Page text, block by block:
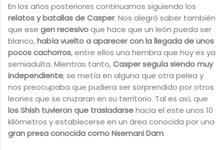
En los años posteriores continuamos siguiendo los
relatos y batallas de Casper. Nos alegró saber también
que ese gen recesivoque hace que un león pueda ser
blanco,había vuelto a aparecer con la llegada de unos
pocos cachorros, entre ellos una hembra que hoy es ya
semiadulta. Mientras tanto,Casper seguía siendo muy
independiente, se metía en alguna que otra pelea y
nos preocupaba que pudiera ser sorprendido por otros
leones que se cruzaran en su territorio. Tal es así, que
los Shish tuvieron que trasladarsehacia el este unos 10
kilómetros y establecerse en un área conocida por una
gran presa conocida como Nsemani Dam.